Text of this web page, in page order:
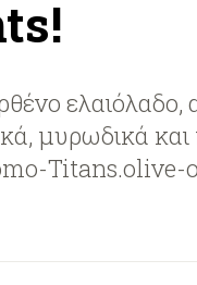
μυρωδικά και